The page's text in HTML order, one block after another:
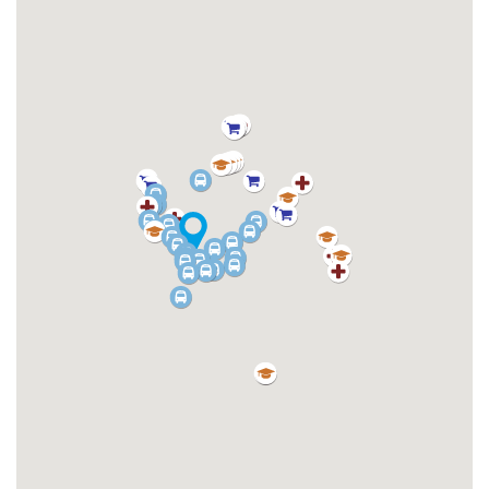
Begane grond: entree, hal, toilet, lichte en ruime
woonkamer met open keuken van 52m² met mooie
eikenhouten vloer en schuifpui naar de tuin, bijkeuken met
witgoedaansluitingen 7m², extra brede garage van 23m².
Eerste verdieping: overloop, 3 slaapkamers van
respectievelijk 15m², 14m² en 6m², badkamer met whirlpool,
douchehoek, 2e toilet en wastafel.
werkplek, opslagruimte of 4e slaapkamer.